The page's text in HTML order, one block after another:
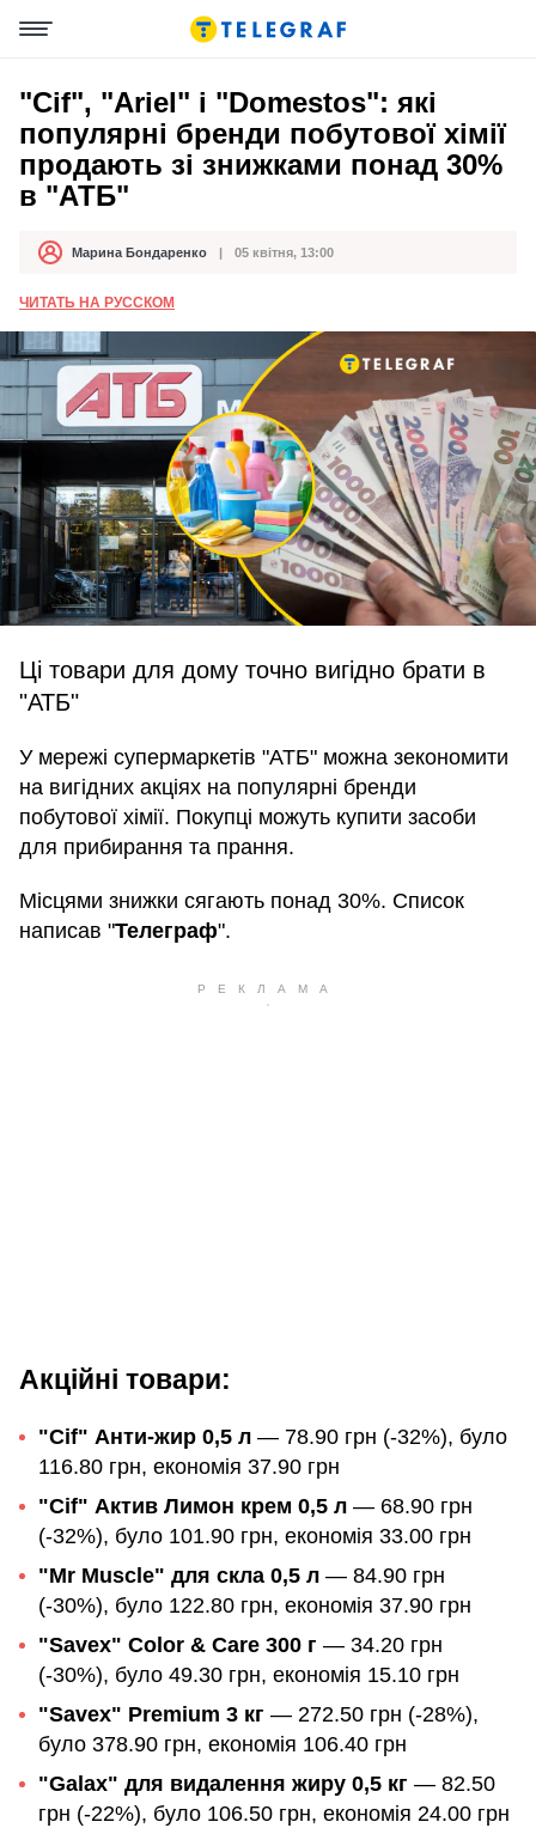
"Cif", "Ariel" і "Domestos": які
популярні бренди побутової хімії
продають зі знижками понад 30%
в "АТБ"
АвторМарина Бондаренко
Дата публікації 05 квітня, 13:00
ЧИТАТЬ НА РУССКОМ
Ці товари для дому точно вигідно брати в
"АТБ"
У мережі супермаркетів "АТБ" можна зекономити
на вигідних акціях на популярні бренди
побутової хімії. Покупці можуть купити засоби
для прибирання та прання.
Місцями знижки сягають понад 30%. Список
написав "Телеграф".
Акційні товари:
"Cif" Анти-жир 0,5 л — 78.90 грн (-32%), було
116.80 грн, економія 37.90 грн
"Cif" Актив Лимон крем 0,5 л — 68.90 грн
(-32%), було 101.90 грн, економія 33.00 грн
"Mr Muscle" для скла 0,5 л — 84.90 грн
(-30%), було 122.80 грн, економія 37.90 грн
"Savex" Color & Care 300 г — 34.20 грн
(-30%), було 49.30 грн, економія 15.10 грн
"Savex" Premium 3 кг — 272.50 грн (-28%),
було 378.90 грн, економія 106.40 грн
"Galax" для видалення жиру 0,5 кг — 82.50
грн (-22%), було 106.50 грн, економія 24.00 грн